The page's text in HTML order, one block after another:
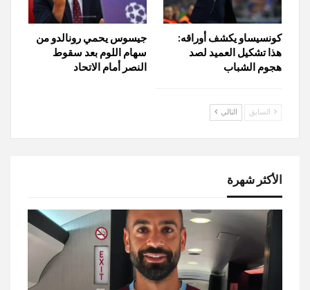
كونسيساو يكشف أوراقه:
هذا تشكيل العميد لصد
هجوم الشباب
جيسوس يحمي رونالدو من
سهام اللوم بعد سقوط
النصر أمام الاتحاد
السابق التالي
الأكثر شهرة